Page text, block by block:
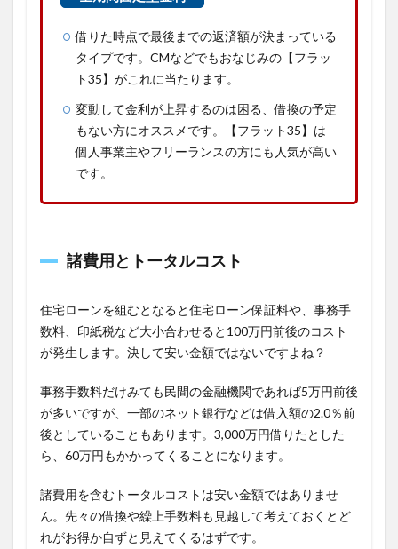
借りた時点で最後までの返済額が決まっている
タイプです。CMなどでもおなじみの【フラッ
ト35】がこれに当たります。
変動して金利が上昇するのは困る、借換の予定
もない方にオススメです。【フラット35】は
個人事業主やフリーランスの方にも人気が高い
です。
諸費用とトータルコスト
住宅ローンを組むとなると住宅ローン保証料や、事務手
数料、印紙税など大小合わせると100万円前後のコスト
が発生します。決して安い金額ではないですよね？
事務手数料だけみても民間の金融機関であれば5万円前後
が多いですが、一部のネット銀行などは借入額の2.0％前
後としていることもあります。3,000万円借りたとした
ら、60万円もかかってくることになります。
諸費用を含むトータルコストは安い金額ではありませ
ん。先々の借換や繰上手数料も見越して考えておくとど
れがお得か自ずと見えてくるはずです。